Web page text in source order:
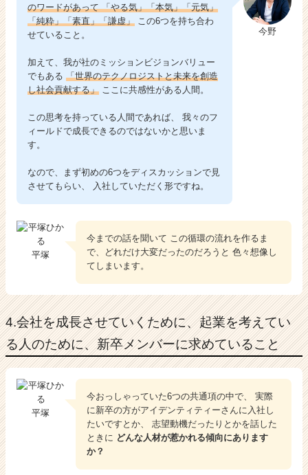
今野
のワードがあって 「やる気」「本気」「元気」
「純粋」「素直」「謙虚」 この6つを持ち合わ
せていること。
加えて、我が社のミッションビジョンバリュー
でもある 「世界のテクノロジストと未来を創造
し社会貢献する」 ここに共感性がある人間。
この思考を持っている人間であれば、 我々のフ
ィールドで成長できるのではないかと思いま
す。
なので、まず初めの6つをディスカッションで見
させてもらい、 入社していただく形ですね。
平塚
今までの話を聞いて この循環の流れを作るま
で、どれだけ大変だったのだろうと 色々想像し
てしまいます。
4.会社を成長させていくために、起業を考えてい
る人のために、新卒メンバーに求めていること
平塚
今おっしゃっていた6つの共通項の中で、 実際
に新卒の方がアイデンティティーさんに入社し
たいですとか、 志望動機だったりとかを話した
ときに どんな人材が惹かれる傾向にあります
か？